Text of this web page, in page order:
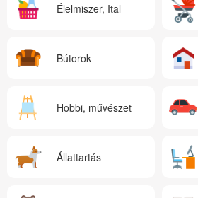
Élelmiszer, Ital
Bútorok
Hobbi, művészet
Állattartás